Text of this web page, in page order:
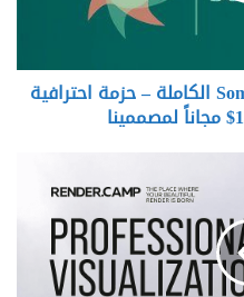
تحميل عائلة خطوط Sommet Serif الكاملة – حزمة احترافية